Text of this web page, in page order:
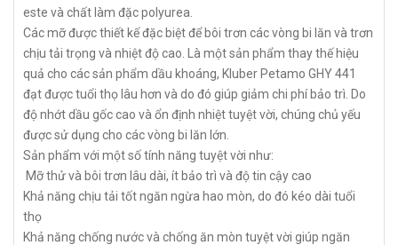
este và chất làm đặc polyurea.
Các mỡ được thiết kế đặc biệt để bôi trơn các vòng bi lăn và trơn
chịu tải trọng và nhiệt độ cao. Là một sản phẩm thay thế hiệu
quả cho các sản phẩm dầu khoáng, Kluber Petamo GHY 441
đạt được tuổi thọ lâu hơn và do đó giúp giảm chi phí bảo trì. Do
độ nhớt dầu gốc cao và ổn định nhiệt tuyệt vời, chúng chủ yếu
được sử dụng cho các vòng bi lăn lớn.
Sản phẩm với một số tính năng tuyệt vời như:
Mỡ thử và bôi trơn lâu dài, ít bảo trì và độ tin cậy cao
Khả năng chịu tải tốt ngăn ngừa hao mòn, do đó kéo dài tuổi
thọ
Khả năng chống nước và chống ăn mòn tuyệt vời giúp ngăn